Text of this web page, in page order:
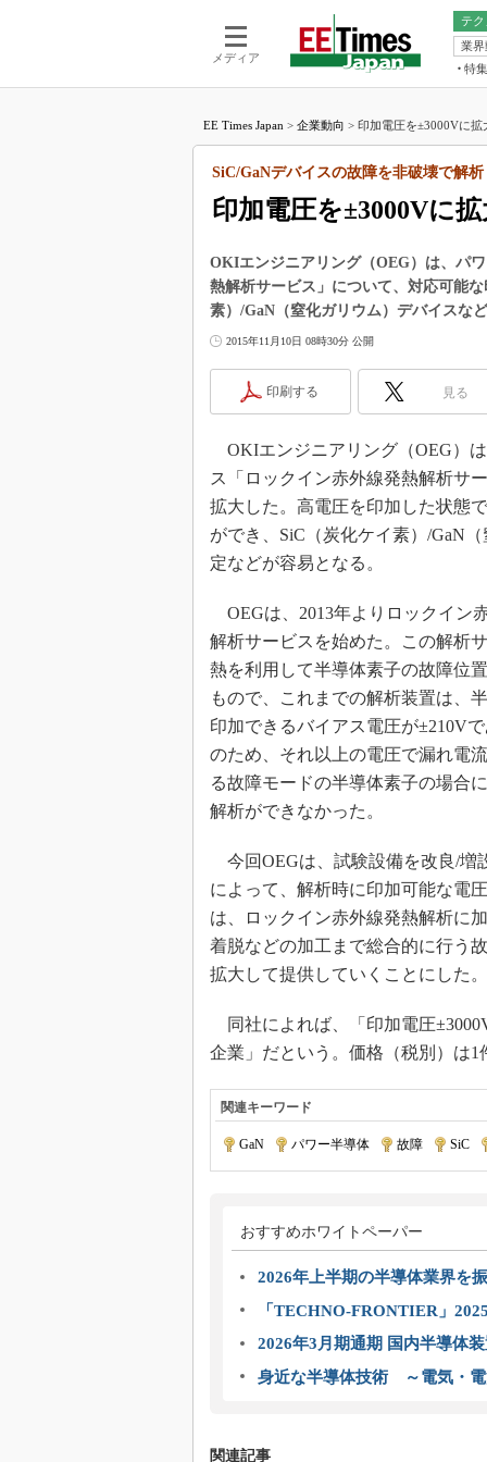
メディア
テ
電池／エネルア
マ
業
特集
福田昭
湯之上
大山聡
リタイ
学漂流記
この10
製品分
光伝送
“異端児
改革、
JASA発
IHSアナ
「英語
ための
EE Times Japan > 企業動向 > 印加電圧を±3000Vに
印加電圧を±3000Vに
SiC/GaNデバイスの故障を非破壊で解析
OKIエンジニアリング（OEG）は、パ
熱解析サービス」について、対応可能
素）/GaN（窒化ガリウム）デバイスな
2015年11月10日 08時30分 公開
印刷する 見る
OKIエンジニアリング（OEG）
ス「ロックイン赤外線発熱解析サ
拡大した。高電圧を印加した状態
ができ、SiC（炭化ケイ素）/GaN
定などが容易となる。
OEGは、2013年よりロックイン
解析サービスを始めた。この解析
熱を利用して半導体素子の故障位
もので、これまでの解析装置は、
印加できるバイアス電圧が±210V
のため、それ以上の電圧で漏れ電
る故障モードの半導体素子の場合
解析ができなかった。
今回OEGは、試験設備を改良/増
によって、解析時に印加可能な電
は、ロックイン赤外線発熱解析に
着脱などの加工まで総合的に行う
拡大して提供していくことにした。
同社によれば、「印加電圧
企業」だという。価格（税別）は
関連キーワード
GaN パワー半導体 故障 SiC
おすすめホワイトペーパー
2026年上半期の半導体業界を
「TECHNO-FRONTIER」
2026年3月期通期 国内半導体
身近な半導体技術 ～電気・
関連記事